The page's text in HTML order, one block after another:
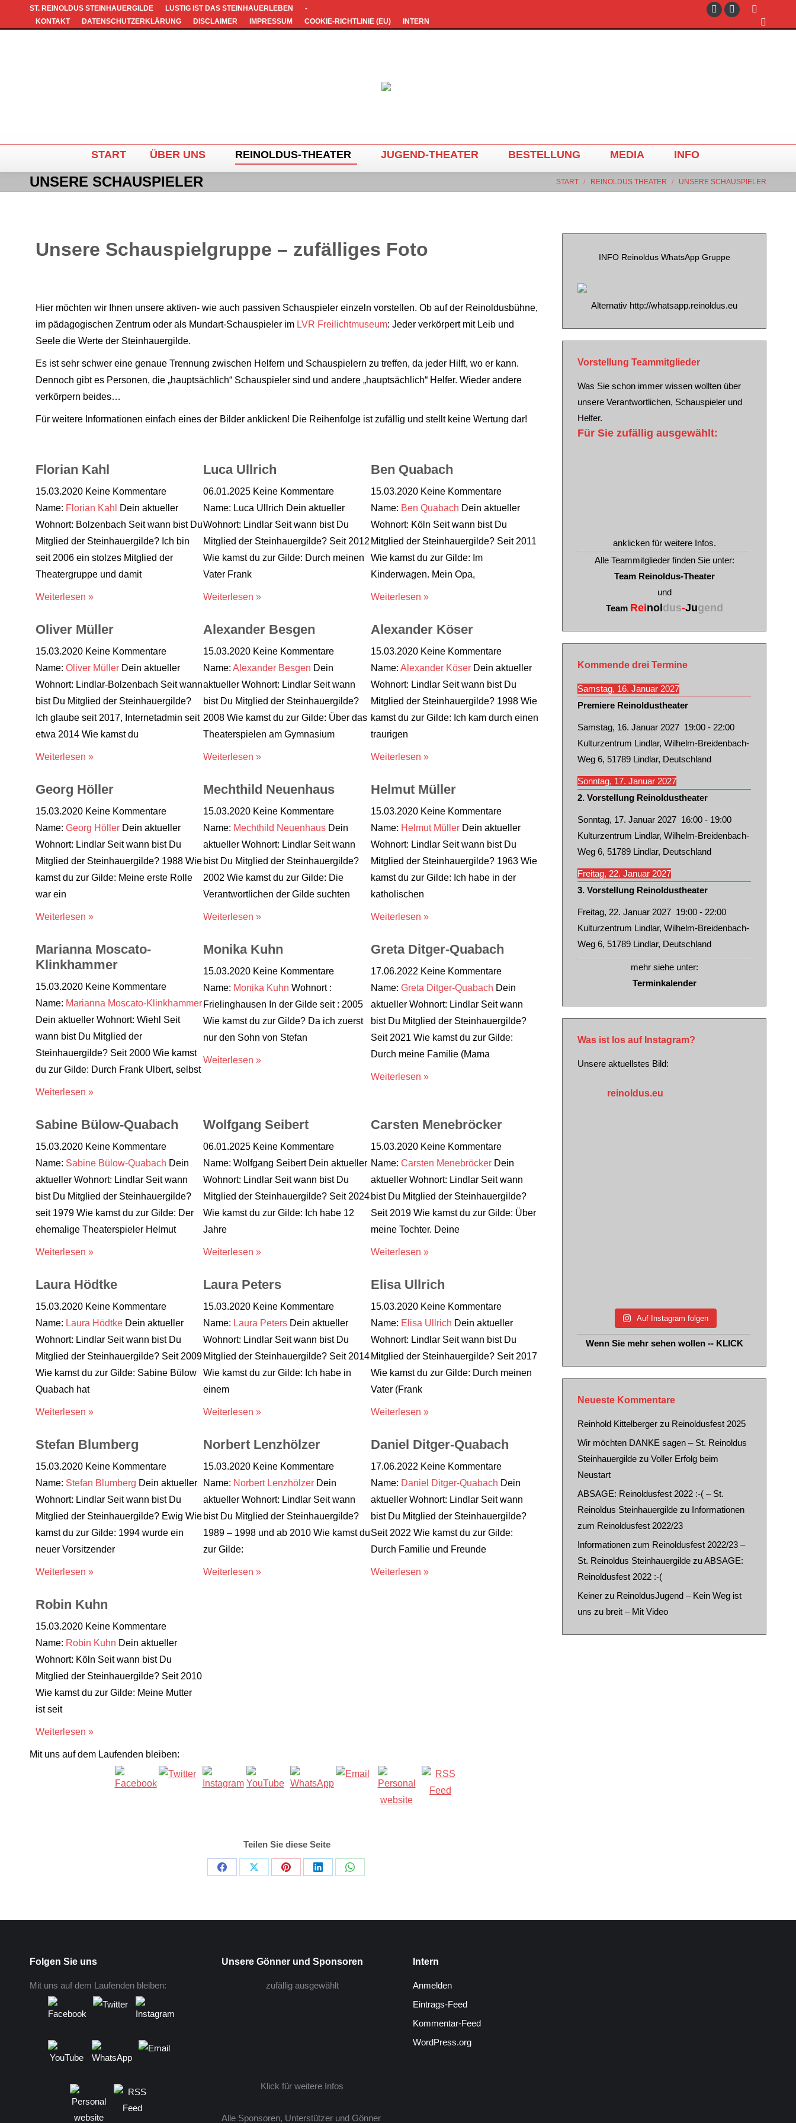
ST. REINOLDUS STEINHAUERGILDE LUSTIG IST DAS STEINHAUERLEBEN
-
KONTAKT
DATENSCHUTZERKLÄRUNG DISCLAIMER IMPRESSUM COOKIE-RICHTLINIE (EU) INTERN
START ÜBER UNS REINOLDUS-THEATER JUGEND-THEATER BESTELLUNG MEDIA INFO
UNSERE SCHAUSPIELER Sie befinden sich hier:
START REINOLDUS THEATER UNSERE SCHAUSPIELER
Unsere Schauspielgruppe – zufälliges Foto
Hier möchten wir Ihnen unsere aktiven- wie auch passiven Schauspieler einzeln vorstellen. Ob auf der Reinoldusbühne,
im pädagogischen Zentrum oder als Mundart-Schauspieler im LVR Freilichtmuseum: Jeder verkörpert mit Leib und
Seele die Werte der Steinhauergilde.
Es ist sehr schwer eine genaue Trennung zwischen Helfern und Schauspielern zu treffen, da jeder Hilft, wo er kann.
Dennoch gibt es Personen, die „hauptsächlich“ Schauspieler sind und andere „hauptsächlich“ Helfer. Wieder andere
verkörpern beides…
Für weitere Informationen einfach eines der Bilder anklicken! Die Reihenfolge ist zufällig und stellt keine Wertung dar!
Florian Kahl
15.03.2020 Keine Kommentare
Name: Florian Kahl
Dein aktueller
Wohnort: Bolzenbach Seit wann bist Du
Mitglied der Steinhauergilde? Ich bin
seit 2006 ein stolzes Mitglied der
Theatergruppe und damit
Weiterlesen »
Luca Ullrich
06.01.2025 Keine Kommentare
Name: Luca Ullrich Dein aktueller
Wohnort: Lindlar Seit wann bist Du
Mitglied der Steinhauergilde? Seit 2012
Wie kamst du zur Gilde: Durch meinen
Vater Frank
Weiterlesen »
Ben Quabach
15.03.2020 Keine Kommentare
Name: Ben Quabach Dein aktueller
Wohnort: Köln Seit wann bist Du
Mitglied der Steinhauergilde? Seit 2011
Wie kamst du zur Gilde: Im
Kinderwagen. Mein Opa,
Weiterlesen »
Oliver Müller
15.03.2020 Keine Kommentare
Name: Oliver Müller Dein aktueller
Wohnort: Lindlar-Bolzenbach Seit wann
bist Du Mitglied der Steinhauergilde?
Ich glaube seit 2017, Internetadmin seit
etwa 2014 Wie kamst du
Weiterlesen »
Alexander Besgen
15.03.2020 Keine Kommentare
Name: Alexander Besgen Dein
aktueller Wohnort: Lindlar Seit wann
bist Du Mitglied der Steinhauergilde?
2008 Wie kamst du zur Gilde: Über das
Theaterspielen am Gymnasium
Weiterlesen »
Alexander Köser
15.03.2020 Keine Kommentare
Name: Alexander Köser Dein aktueller
Wohnort: Lindlar Seit wann bist Du
Mitglied der Steinhauergilde? 1998 Wie
kamst du zur Gilde: Ich kam durch einen
traurigen
Weiterlesen »
Georg Höller
15.03.2020 Keine Kommentare
Name: Georg Höller Dein aktueller
Wohnort: Lindlar Seit wann bist Du
Mitglied der Steinhauergilde? 1988 Wie
kamst du zur Gilde: Meine erste Rolle
war ein
Weiterlesen »
Mechthild Neuenhaus
15.03.2020 Keine Kommentare
Name: Mechthild Neuenhaus Dein
aktueller Wohnort: Lindlar Seit wann
bist Du Mitglied der Steinhauergilde?
2002 Wie kamst du zur Gilde: Die
Verantwortlichen der Gilde suchten
Weiterlesen »
Helmut Müller
15.03.2020 Keine Kommentare
Name: Helmut Müller Dein aktueller
Wohnort: Lindlar Seit wann bist Du
Mitglied der Steinhauergilde? 1963 Wie
kamst du zur Gilde: Ich habe in der
katholischen
Weiterlesen »
Marianna Moscato-
Klinkhammer
15.03.2020 Keine Kommentare
Name: Marianna Moscato-Klinkhammer
Dein aktueller Wohnort: Wiehl Seit
wann bist Du Mitglied der
Steinhauergilde? Seit 2000 Wie kamst
du zur Gilde: Durch Frank Ulbert, selbst
Weiterlesen »
Monika Kuhn
15.03.2020 Keine Kommentare
Name: Monika Kuhn Wohnort :
Frielinghausen In der Gilde seit : 2005
Wie kamst du zur Gilde? Da ich zuerst
nur den Sohn von Stefan
Weiterlesen »
Greta Ditger-Quabach
17.06.2022 Keine Kommentare
Name: Greta Ditger-Quabach Dein
aktueller Wohnort: Lindlar Seit wann
bist Du Mitglied der Steinhauergilde?
Seit 2021 Wie kamst du zur Gilde:
Durch meine Familie (Mama
Weiterlesen »
Sabine Bülow-Quabach
15.03.2020 Keine Kommentare
Name: Sabine Bülow-Quabach Dein
aktueller Wohnort: Lindlar Seit wann
bist Du Mitglied der Steinhauergilde?
seit 1979 Wie kamst du zur Gilde: Der
ehemalige Theaterspieler Helmut
Weiterlesen »
Wolfgang Seibert
06.01.2025 Keine Kommentare
Name: Wolfgang Seibert Dein aktueller
Wohnort: Lindlar Seit wann bist Du
Mitglied der Steinhauergilde? Seit 2024
Wie kamst du zur Gilde: Ich habe 12
Jahre
Weiterlesen »
Carsten Menebröcker
15.03.2020 Keine Kommentare
Name: Carsten Menebröcker Dein
aktueller Wohnort: Lindlar Seit wann
bist Du Mitglied der Steinhauergilde?
Seit 2019 Wie kamst du zur Gilde: Über
meine Tochter. Deine
Weiterlesen »
Laura Hödtke
15.03.2020 Keine Kommentare
Name: Laura Hödtke Dein aktueller
Wohnort: Lindlar Seit wann bist Du
Mitglied der Steinhauergilde? Seit 2009
Wie kamst du zur Gilde: Sabine Bülow
Quabach hat
Weiterlesen »
Laura Peters
15.03.2020 Keine Kommentare
Name: Laura Peters Dein aktueller
Wohnort: Lindlar Seit wann bist Du
Mitglied der Steinhauergilde? Seit 2014
Wie kamst du zur Gilde: Ich habe in
einem
Weiterlesen »
Elisa Ullrich
15.03.2020 Keine Kommentare
Name: Elisa Ullrich Dein aktueller
Wohnort: Lindlar Seit wann bist Du
Mitglied der Steinhauergilde? Seit 2017
Wie kamst du zur Gilde: Durch meinen
Vater (Frank
Weiterlesen »
Stefan Blumberg
15.03.2020 Keine Kommentare
Name: Stefan Blumberg Dein aktueller
Wohnort: Lindlar Seit wann bist Du
Mitglied der Steinhauergilde? Ewig Wie
kamst du zur Gilde: 1994 wurde ein
neuer Vorsitzender
Weiterlesen »
Norbert Lenzhölzer
15.03.2020 Keine Kommentare
Name: Norbert Lenzhölzer Dein
aktueller Wohnort: Lindlar Seit wann
bist Du Mitglied der Steinhauergilde?
1989 – 1998 und ab 2010 Wie kamst du
zur Gilde:
Weiterlesen »
Daniel Ditger-Quabach
17.06.2022 Keine Kommentare
Name: Daniel Ditger-Quabach Dein
aktueller Wohnort: Lindlar Seit wann
bist Du Mitglied der Steinhauergilde?
Seit 2022 Wie kamst du zur Gilde:
Durch Familie und Freunde
Weiterlesen »
Robin Kuhn
15.03.2020 Keine Kommentare
Name: Robin Kuhn Dein aktueller
Wohnort: Köln Seit wann bist Du
Mitglied der Steinhauergilde? Seit 2010
Wie kamst du zur Gilde: Meine Mutter
ist seit
Weiterlesen »
Mit uns auf dem Laufenden bleiben:
Teilen Sie diese Seite
INFO Reinoldus WhatsApp Gruppe
Alternativ http://whatsapp.reinoldus.eu
Vorstellung Teammitglieder
Was Sie schon immer wissen wollten über
unsere Verantwortlichen, Schauspieler und
Helfer.
Für Sie zufällig ausgewählt:
anklicken für weitere Infos.
Alle Teammitglieder finden Sie unter:
Team Reinoldus-Theater
und
Team Reinol dus-Jugend
Kommende drei Termine
Samstag, 16. Januar 2027
Premiere Reinoldustheater
Samstag, 16. Januar 2027 19:00 - 22:00
Kulturzentrum Lindlar, Wilhelm-Breidenbach-
Weg 6, 51789 Lindlar, Deutschland
Sonntag, 17. Januar 2027
2. Vorstellung Reinoldustheater
Sonntag, 17. Januar 2027 16:00 - 19:00
Kulturzentrum Lindlar, Wilhelm-Breidenbach-
Weg 6, 51789 Lindlar, Deutschland
Freitag, 22. Januar 2027
3. Vorstellung Reinoldustheater
Freitag, 22. Januar 2027 19:00 - 22:00
Kulturzentrum Lindlar, Wilhelm-Breidenbach-
Weg 6, 51789 Lindlar, Deutschland
mehr siehe unter:
Terminkalender
Was ist los auf Instagram?
Unsere aktuellstes Bild:
reinoldus.eu
Auf Instagram folgen
Wenn Sie mehr sehen wollen -- KLICK
Neueste Kommentare
Reinhold Kittelberger zu Reinoldusfest 2025
Wir möchten DANKE sagen – St. Reinoldus
Steinhauergilde zu Voller Erfolg beim
Neustart
ABSAGE: Reinoldusfest 2022 :-( – St.
Reinoldus Steinhauergilde zu Informationen
zum Reinoldusfest 2022/23
Informationen zum Reinoldusfest 2022/23 –
St. Reinoldus Steinhauergilde zuABSAGE:
Reinoldusfest 2022 :-(
Keiner zu ReinoldusJugend – Kein Weg ist
uns zu breit – Mit Video
Folgen Sie uns
Mit uns auf dem Laufenden bleiben:
Unsere Gönner und Sponsoren
zufällig ausgewählt
Klick für weitere Infos
Alle Sponsoren, Unterstützer und Gönner
Intern
Anmelden
Eintrags-Feed
Kommentar-Feed
WordPress.org